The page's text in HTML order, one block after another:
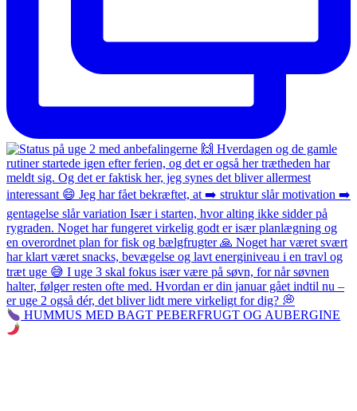
HUMMUS MED BAGT PEBERFRUGT OG AUBERGINE